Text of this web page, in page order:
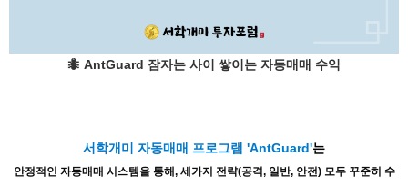
🐜 AntGuard 잠자는 사이 쌓이는 자동매매 수익
서학개미 자동매매 프로그램 'AntGuard'는
안정적인 자동매매 시스템을 통해, 세가지 전략(공격, 일반, 안전) 모두 꾸준히 수